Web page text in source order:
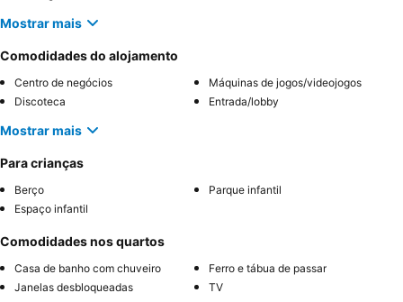
Mostrar mais
Comodidades do alojamento
Centro de negócios
Máquinas de jogos/videojogos
Discoteca
Entrada/lobby
Mostrar mais
Para crianças
Berço
Parque infantil
Espaço infantil
Comodidades nos quartos
Casa de banho com chuveiro
Ferro e tábua de passar
Janelas desbloqueadas
TV